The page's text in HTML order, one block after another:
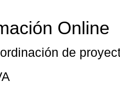
Online
de